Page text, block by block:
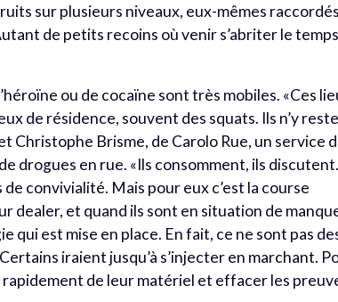
sur plusieurs niveaux, eux-mêmes raccordés
de petits recoins où venir s’abriter le temps
ou de cocaïne sont très mobiles. «Ces
de résidence, souvent des squats. Ils n’y
Christophe Brisme, de Carolo Rue, un service
drogues en rue. «Ils consomment, ils discutent.
convivialité. Mais pour eux c’est la course
et quand ils sont en situation de
qui est mise en place. En fait, ce ne sont pas
iraient jusqu’à s’injecter en marchant.
de leur matériel et effacer les